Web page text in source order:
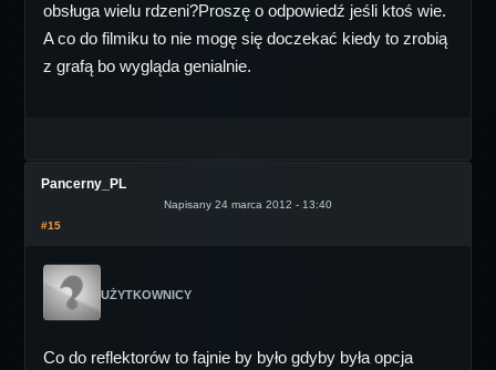
obsługa wielu rdzeni?Proszę o odpowiedź jeśli ktoś wie.
A co do filmiku to nie mogę się doczekać kiedy to zrobią
z grafą bo wygląda genialnie.
Pancerny_PL
Napisany 24 marca 2012 - 13:40
#15
UŻYTKOWNICY
Co do reflektorów to fajnie by było gdyby była opcja